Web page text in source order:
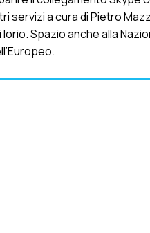
a cura di Pietro
Spazio anche alla